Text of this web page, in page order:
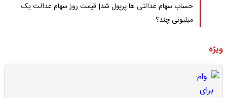
حساب سهام عدالتی ها پرپول شد| قیمت روز سهام عدالت یک
میلیونی چند؟
ویژه